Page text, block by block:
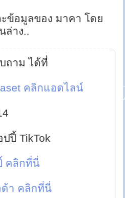
ข้อมูลของ มาคา โดย
ล่าง..
ถาม ได้ที่
คลิกแอดไลน์
ปี้ TikTok
คลิกที่นี่
า คลิกที่นี่